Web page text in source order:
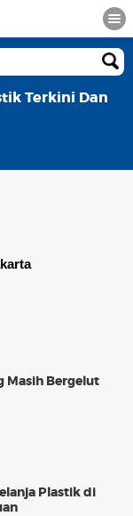
Terkini Dan
Masih Bergelut
Plastik di